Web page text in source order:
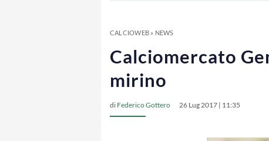
CALCIOWEB» NEWS
Calciomercato
mirino
di Federico Gottero 26 Lug 2017 | 11:35